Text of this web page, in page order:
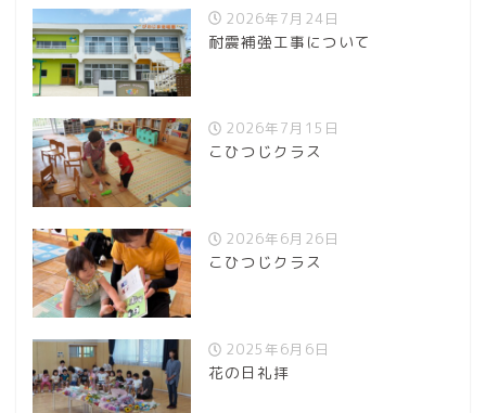
2026年7月24日
耐震補強工事について
2026年7月15日
こひつじクラス
2026年6月26日
こひつじクラス
2025年6月6日
花の日礼拝